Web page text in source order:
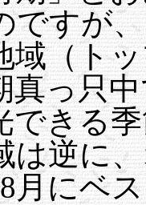
ですが
域（ト
真っ只
できる
は逆に
月にベ